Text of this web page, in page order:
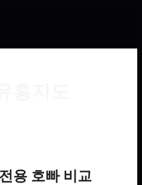
용 호빠 비교